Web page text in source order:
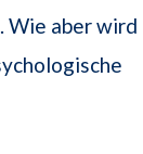
Wie aber wird